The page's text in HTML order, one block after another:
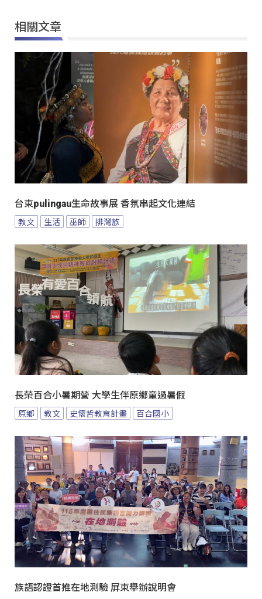
相關文章
台東pulingau生命故事展 香氛串起文化連結
教文 生活 巫師 排灣族
長榮百合小暑期營 大學生伴原鄉童過暑假
原鄉 教文 史懷哲教育計畫 百合國小
族語認證首推在地測驗 屏東舉辦說明會